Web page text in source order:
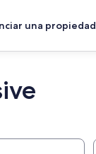
una propiedad